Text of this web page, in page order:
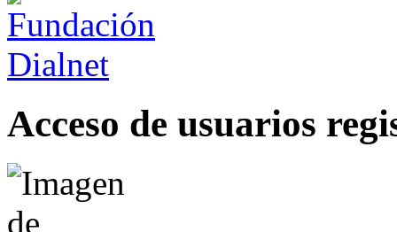
Acceso de usuarios